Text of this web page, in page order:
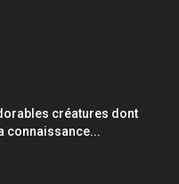
créatures dont
connaissance...